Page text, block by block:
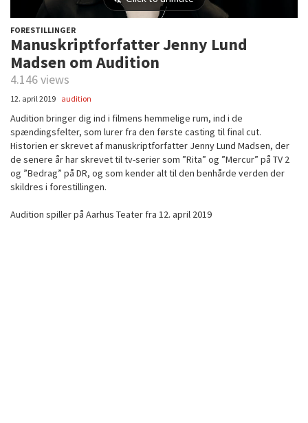
FORESTILLINGER
Manuskriptforfatter Jenny Lund
Madsen om Audition
4.146 views
12. april 2019 audition
Audition bringer dig ind i filmens hemmelige rum, ind i de
spændingsfelter, som lurer fra den første casting til final cut.
Historien er skrevet afmanuskriptforfatter Jenny Lund Madsen, der
de senere år har skrevet til tv-serier som ”Rita” og ”Mercur” på TV 2
og ”Bedrag” på DR, og som kender alt til den benhårde verden der
skildres i forestillingen.
Audition spiller på Aarhus Teater fra 12. april 2019